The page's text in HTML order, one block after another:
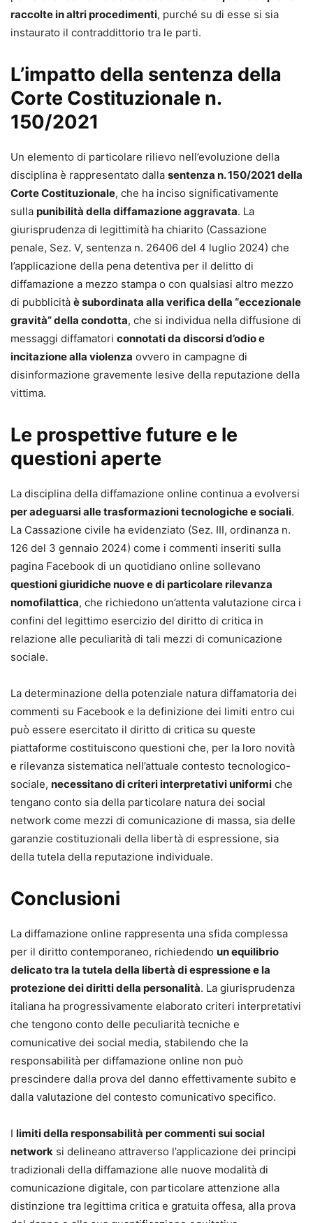
raccolte in altri procedimenti, purché su di esse si sia
instaurato il contraddittorio tra le parti.
L’impatto della sentenza della
Corte Costituzionale n.
150/2021
Un elemento di particolare rilievo nell’evoluzione della
disciplina è rappresentato dalla sentenza n. 150/2021 della
Corte Costituzionale, che ha inciso significativamente
sulla punibilità della diffamazione aggravata. La
giurisprudenza di legittimità ha chiarito (Cassazione
penale, Sez. V, sentenza n. 26406 del 4 luglio 2024) che
l’applicazione della pena detentiva per il delitto di
diffamazione a mezzo stampa o con qualsiasi altro mezzo
di pubblicità è subordinata alla verifica della “eccezionale
gravità” della condotta, che si individua nella diffusione di
messaggi diffamatori connotati da discorsi d’odio e
incitazione alla violenza ovvero in campagne di
disinformazione gravemente lesive della reputazione della
vittima.
Le prospettive future e le
questioni aperte
La disciplina della diffamazione online continua a evolversi
per adeguarsi alle trasformazioni tecnologiche e sociali.
La Cassazione civile ha evidenziato (Sez. III, ordinanza n.
126 del 3 gennaio 2024) come i commenti inseriti sulla
pagina Facebook di un quotidiano online sollevano
questioni giuridiche nuove e di particolare rilevanza
nomofilattica, che richiedono un’attenta valutazione circa i
confini del legittimo esercizio del diritto di critica in
relazione alle peculiarità di tali mezzi di comunicazione
sociale.
La determinazione della potenziale natura diffamatoria dei
commenti su Facebook e la definizione dei limiti entro cui
può essere esercitato il diritto di critica su queste
piattaforme costituiscono questioni che, per la loro novità
e rilevanza sistematica nell’attuale contesto tecnologico-
sociale, necessitano di criteri interpretativi uniformi che
tengano conto sia della particolare natura dei social
network come mezzi di comunicazione di massa, sia delle
garanzie costituzionali della libertà di espressione, sia
della tutela della reputazione individuale.
Conclusioni
La diffamazione online rappresenta una sfida complessa
per il diritto contemporaneo, richiedendo un equilibrio
delicato tra la tutela della libertà di espressione e la
protezione dei diritti della personalità. La giurisprudenza
italiana ha progressivamente elaborato criteri interpretativi
che tengono conto delle peculiarità tecniche e
comunicative dei social media, stabilendo che la
responsabilità per diffamazione online non può
prescindere dalla prova del danno effettivamente subito e
dalla valutazione del contesto comunicativo specifico.
I limiti della responsabilità per commenti sui social
network si delineano attraverso l’applicazione dei principi
tradizionali della diffamazione alle nuove modalità di
comunicazione digitale, con particolare attenzione alla
distinzione tra legittima critica e gratuita offesa, alla prova